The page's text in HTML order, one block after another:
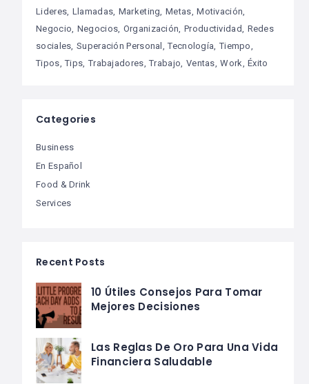
Lideres Llamadas Marketing Metas Motivación
Negocio Negocios Organización Productividad Redes
sociales Superación Personal Tecnología Tiempo
Tipos Tips Trabajadores Trabajo Ventas Work Éxito
Categories
Business
En Español
Food & Drink
Services
Recent Posts
10 Útiles Consejos Para Tomar
Mejores Decisiones
Las Reglas De Oro Para Una Vida
Financiera Saludable